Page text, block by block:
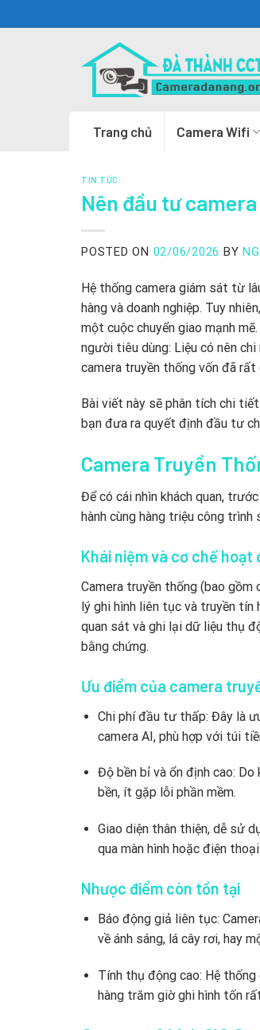
to
Trang chủ Camera Wifi
TIN TỨC
Nên đầu tư
POSTED ON 02/06/2026 BY
Hệ thống camera giám sát từ
hàng và doanh nghiệp. Tuy
một cuộc chuyển giao mạnh
người tiêu dùng: Liệu có nên
camera truyền thống vốn đã
Bài viết này sẽ phân tích chi
bạn đưa ra quyết định đầu tư
Camera Truyền
Để có cái nhìn khách quan,
hành cùng hàng triệu công trình
Khái niệm và cơ chế hoạt
Camera truyền thống (bao gồm
lý ghi hình liên tục và truyền tín
quan sát và ghi lại dữ liệu thụ
bằng chứng.
Ưu điểm của camera
Chi phí đầu tư thấp: Đây là
camera AI, phù hợp với túi
Độ bền bỉ và ổn định cao:
bền, ít gặp lỗi phần mềm.
Giao diện thân thiện, dễ sử
qua màn hình hoặc điện thoại.
Nhược điểm còn tồn tại
Báo động giả liên tục:
về ánh sáng, lá cây rơi, hay
Tính thụ động cao: Hệ
hàng trăm giờ ghi hình tốn